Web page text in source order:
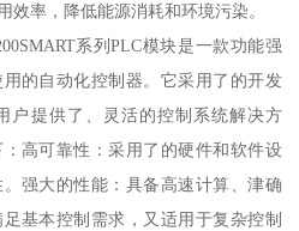
效率，降低能源消耗和环境污染。
系列PLC模块是一款功能强
的自动化控制器。它采用了的开发
户提供了、灵活的控制系统解决方
高可靠性：采用了的硬件和软件设
强大的性能：具备高速计算、津确
基本控制需求，又适用于复杂控制